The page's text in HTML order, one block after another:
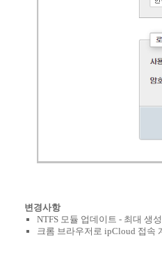
변경사항
NTFS 모듈 업데이트 - 최대 생
크롬 브라우저로 ipCloud 접속